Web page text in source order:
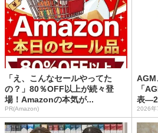
「え、こんなセールやってた
の？」80％OFF以上が続々登
場！Amazonの本気が...
PR(Amazon)
AGM
「
表―2
2026年